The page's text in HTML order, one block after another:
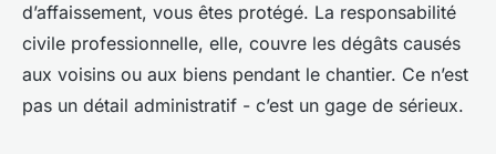
d’affaissement, vous êtes protégé. La responsabilité
civile professionnelle, elle, couvre les dégâts causés
aux voisins ou aux biens pendant le chantier. Ce n’est
pas un détail administratif - c’est un gage de sérieux.